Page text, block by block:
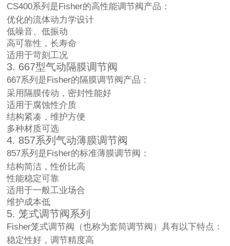
CS400系列是Fisher的高性能调节阀产品：
优化的流体动力学设计
低噪音、低振动
高可靠性，长寿命
适用于苛刻工况
3. 667型气动隔膜调节阀
667系列是Fisher的隔膜调节阀产品：
采用隔膜传动，密封性能好
适用于腐蚀性介质
结构紧凑，维护方便
多种材质可选
4. 857系列气动薄膜调节阀
857系列是Fisher的标准薄膜调节阀：
结构简洁，性价比高
性能稳定可靠
适用于一般工业场合
维护成本低
5. 笼式调节阀系列
Fisher笼式调节阀（也称为套筒调节阀）具有以下特点：
稳定性好，调节精度高